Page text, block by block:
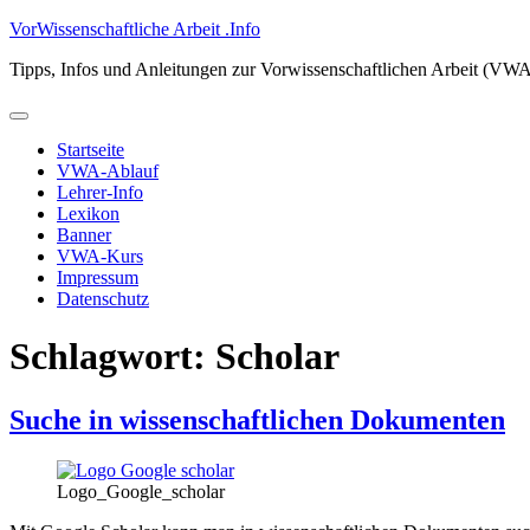
Zum
springen
VorWissenschaftliche Arbeit .Info
Tipps, Infos und Anleitungen zur Vorwissenschaftlichen Arbeit
Primäres
Startseite
VWA-Ablauf
Lehrer-Info
Lexikon
Banner
VWA-Kurs
Impressum
Datenschutz
Schlagwort: Scholar
Suche in wissenschaftlichen Dokumenten
Logo_Google_scholar